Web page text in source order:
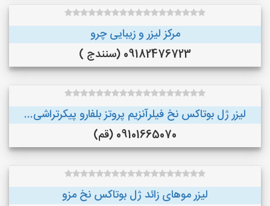
مرکز لیزر و زیبایی چرو
09182476723 (سنندج )
لیزر ژل بوتاکس نخ فیلرآنزیم پروتز بلفارو پیکرتراشی...
09101665070 (قم)
لیزر موهای زائد ژل بوتاکس نخ مزو